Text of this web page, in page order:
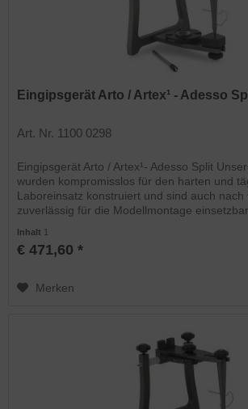
Eingipsgerät Arto / Artex¹ - Adesso
Art. Nr. 1100 0298
Eingipsgerät Arto / Artex¹- Adesso Split
wurden kompromisslos für den harten und
Laboreinsatz konstruiert und sind auch nach
zuverlässig für die Modellmontage
Inhalt 1
€ 471,60 *
Merken